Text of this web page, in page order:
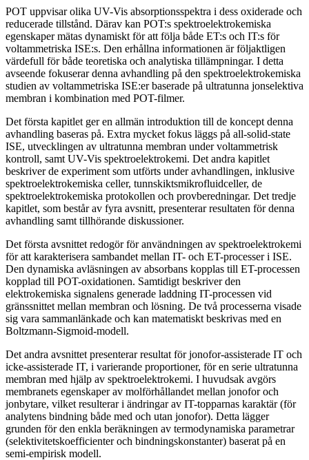
POT uppvisar olika UV-Vis absorptionsspektra i dess oxiderade och
reducerade tillstånd. Därav kan POT:s spektroelektrokemiska
egenskaper mätas dynamiskt för att följa både ET:s och IT:s för
voltammetriska ISE:s. Den erhållna informationen är följaktligen
värdefull för både teoretiska och analytiska tillämpningar. I detta
avseende fokuserar denna avhandling på den spektroelektrokemiska
studien av voltammetriska ISE:er baserade på ultratunna jonselektiva
membran i kombination med POT-filmer.
Det första kapitlet ger en allmän introduktion till de koncept denna
avhandling baseras på. Extra mycket fokus läggs på all-solid-state
ISE, utvecklingen av ultratunna membran under voltammetrisk
kontroll, samt UV-Vis spektroelektrokemi. Det andra kapitlet
beskriver de experiment som utförts under avhandlingen, inklusive
spektroelektrokemiska celler, tunnskiktsmikrofluidceller, de
spektroelektrokemiska protokollen och provberedningar. Det tredje
kapitlet, som består av fyra avsnitt, presenterar resultaten för denna
avhandling samt tillhörande diskussioner.
Det första avsnittet redogör för användningen av spektroelektrokemi
för att karakterisera sambandet mellan IT- och ET-processer i ISE.
Den dynamiska avläsningen av absorbans kopplas till ET-processen
kopplad till POT-oxidationen. Samtidigt beskriver den
elektrokemiska signalens generade laddning IT-processen vid
gränssnittet mellan membran och lösning. De två processerna visade
sig vara sammanlänkade och kan matematiskt beskrivas med en
Boltzmann-Sigmoid-modell.
Det andra avsnittet presenterar resultat för jonofor-assisterade IT och
icke-assisterade IT, i varierande proportioner, för en serie ultratunna
membran med hjälp av spektroelektrokemi. I huvudsak avgörs
membranets egenskaper av molförhållandet mellan jonofor och
jonbytare, vilket resulterar i ändringar av IT-topparnas karaktär (för
analytens bindning både med och utan jonofor). Detta lägger
grunden för den enkla beräkningen av termodynamiska parametrar
(selektivitetskoefficienter och bindningskonstanter) baserat på en
semi-empirisk modell.